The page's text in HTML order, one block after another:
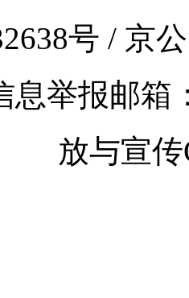
号 / 京
举报邮箱
放与宣传